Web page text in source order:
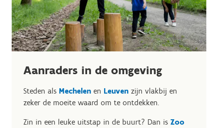
Aanraders in de omgeving
Steden als Mechelen en Leuven zijn vlakbij en
zeker de moeite waard om te ontdekken.
Zin in een leuke uitstap in de buurt? Dan is Zoo